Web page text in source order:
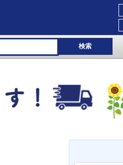
検索